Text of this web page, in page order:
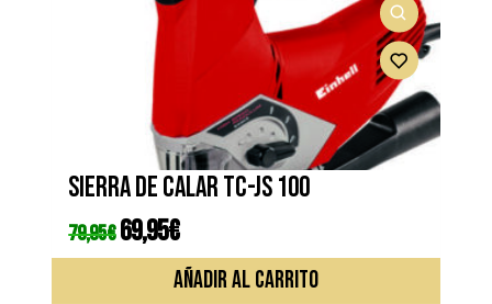
Sierra de calar TC-JS 100
79,95€ El
precio
original
69,95€El
precio
actual
es:
69,95€.
AÑADIR AL CARRITO